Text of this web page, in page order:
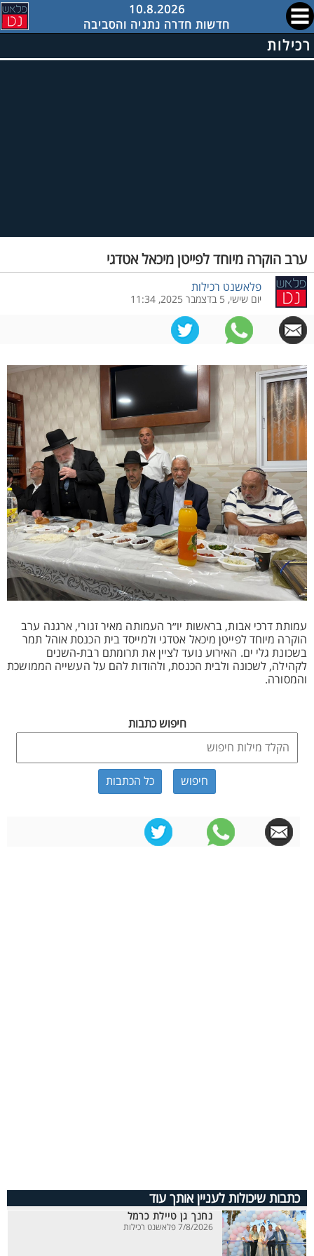
10.8.2026
חדשות חדרה נתניה והסביבה
רכילות
ערב הוקרה מיוחד לפייטן מיכאל אטדגי
פלאשנט רכילות
יום שישי, 5 בדצמבר 2025, 11:34
עמותת דרכי אבות, בראשות יו״ר העמותה מאיר זגורי, ארגנה ערב
הוקרה מיוחד לפייטן מיכאל אטדגי ולמייסד בית הכנסת אוהל תמר
בשכונת גלי ים. האירוע נועד לציין את תרומתם רבת-השנים
לקהילה, לשכונה ולבית הכנסת, ולהודות להם על העשייה הממושכת
והמסורה.
חיפוש כתבות
כל הכתבות
כתבות שיכולות לעניין אותך עוד
נחנך גן טיילת כרמל
7/8/2026 פלאשנט רכילות